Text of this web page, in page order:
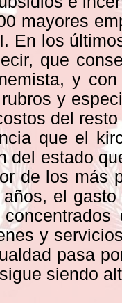
mayores
En los
que
y
y
del
que el
del estado
de los más
el
y
pasa
siendo